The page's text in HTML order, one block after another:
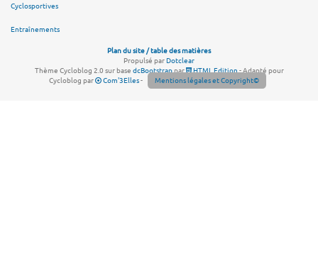
Cyclosportives
Entraînements
Plan du site / table des matières
Propulsé parDotclear
Thème Cycloblog 2.0 sur base dcBootstrappar HTML Edition- Adapté pour
Cycloblog par
Com'3Elles- Mentions légales et Copyright©